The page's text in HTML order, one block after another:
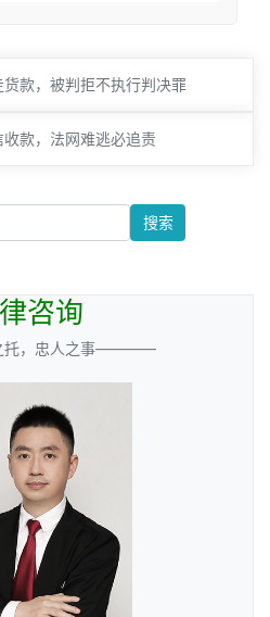
款，被判拒不执行判决罪
款，法网难逃必追责
搜索
咨询
，忠人之事————